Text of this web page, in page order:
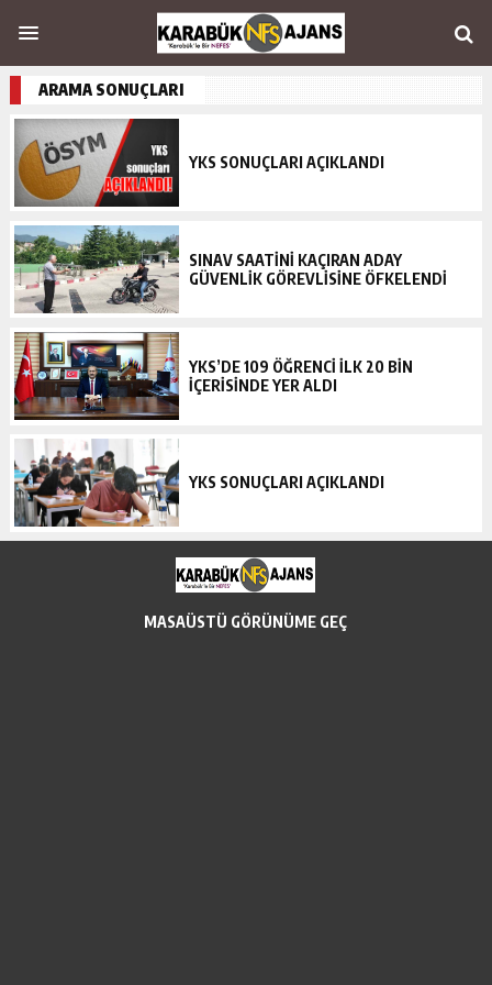
ARAMA SONUÇLARI
YKS SONUÇLARI AÇIKLANDI
SINAV SAATİNİ KAÇIRAN ADAY
GÜVENLİK GÖREVLİSİNE ÖFKELENDİ
YKS’DE 109 ÖĞRENCI İLK 20 BIN
İÇERISINDE YER ALDI
YKS SONUÇLARI AÇIKLANDI
MASAÜSTÜ GÖRÜNÜME GEÇ